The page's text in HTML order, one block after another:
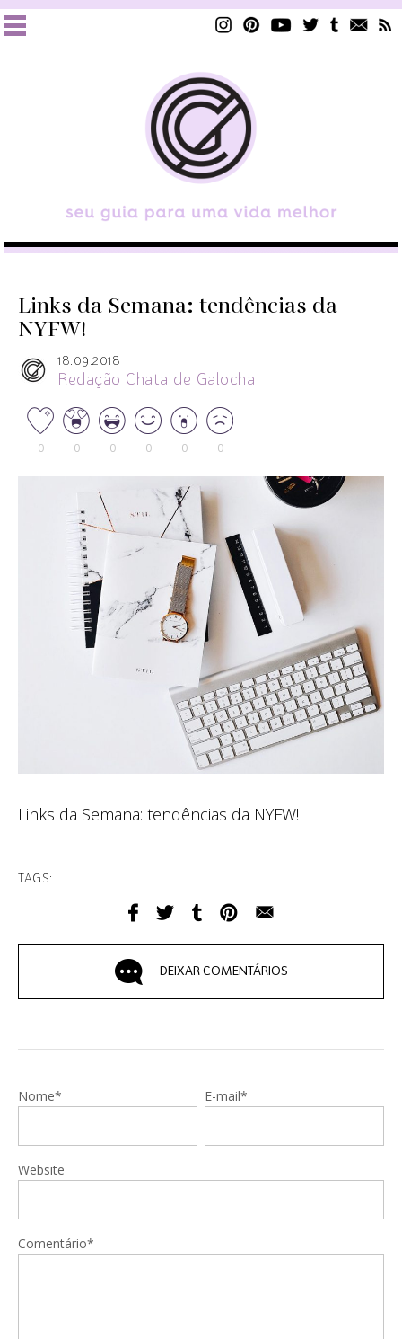
Links da Semana: tendências da
NYFW!
18.09.2018
Redação Chata de Galocha
0 0 0 0 0 0
Links da Semana: tendências da NYFW!
TAGS:
DEIXAR COMENTÁRIOS
Nome* E-mail*
Website
Comentário*